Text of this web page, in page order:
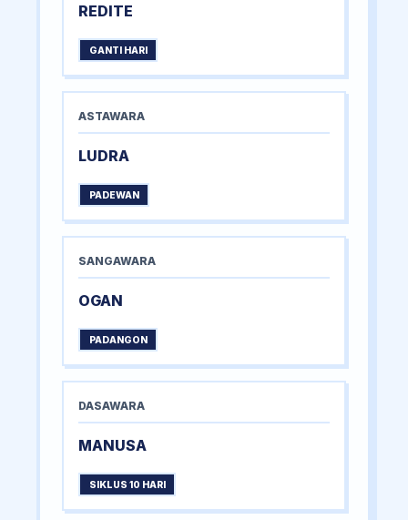
REDITE
GANTI HARI
ASTAWARA
LUDRA
PADEWAN
SANGAWARA
OGAN
PADANGON
DASAWARA
MANUSA
SIKLUS 10 HARI